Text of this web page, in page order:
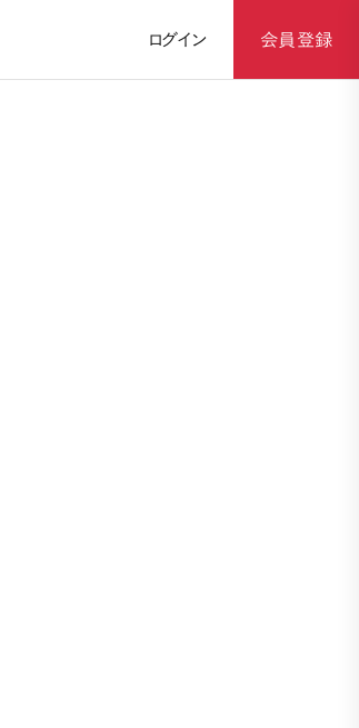
ログイン 会員登録